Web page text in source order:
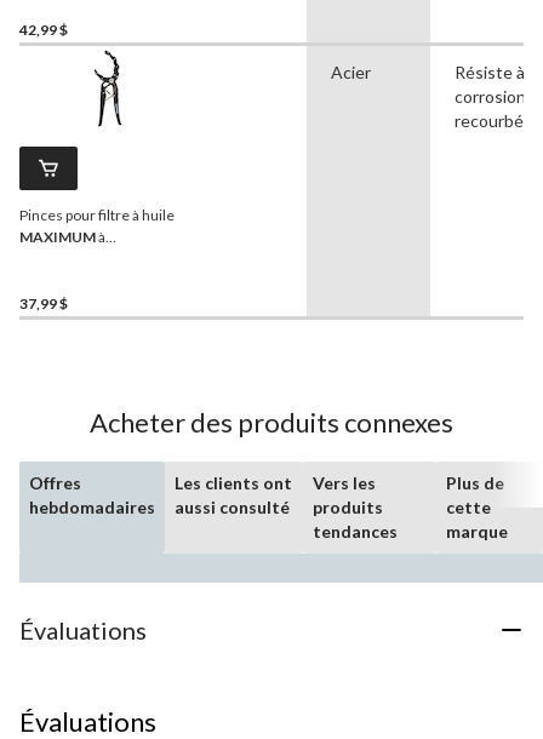
42,99 $
Pinces pour filtre à huile
MAXIMUMà
37,99 $
Acier
Résiste à la
corrosion,
recourbé
Acheter des produits connexes
Offres
hebdomadaires
Les clients ont
aussi consulté
Vers les
produits
tendances
Plus de
cette
marque
Évaluations
Évaluations